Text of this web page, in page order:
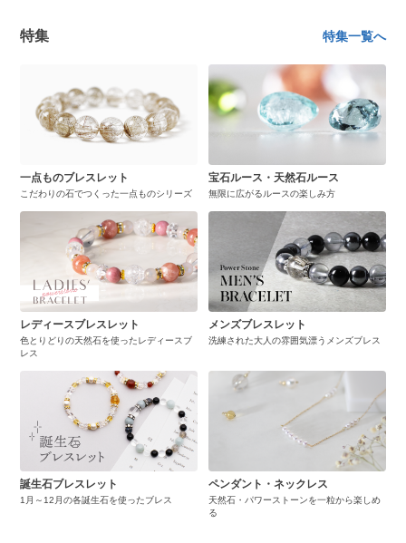
特集 特集一覧へ
一点ものブレスレット
こだわりの石でつくった一点ものシリーズ
宝石ルース・天然石ルース
無限に広がるルースの楽しみ方
レディースブレスレット
色とりどりの天然石を使ったレディースブ
レス
メンズブレスレット
洗練された大人の雰囲気漂うメンズブレス
誕生石ブレスレット
1月～12月の各誕生石を使ったブレス
ペンダント・ネックレス
天然石・パワーストーンを一粒から楽しめ
る